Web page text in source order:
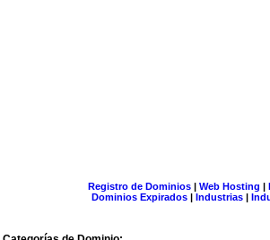
Registro de Dominios| Web Hosting |
Dominios Expirados | Industrias |